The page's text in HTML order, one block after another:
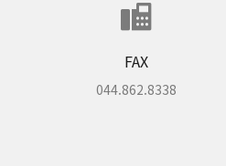
.
FAX
044.862.8338